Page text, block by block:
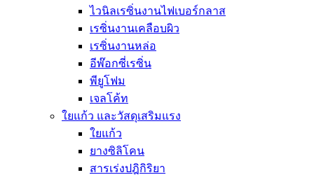
ไวนิลเรซิ่นงานไฟเบอร์กลาส
เรซิ่นงานเคลือบผิว
เรซิ่นงานหล่อ
อีพ๊อกซี่เรซิ่น
พียูโฟม
เจลโค้ท
ใยแก้ว และวัสดุเสริมแรง
ใยแก้ว
ยางซิลิโคน
สารเร่งปฎิกิริยา